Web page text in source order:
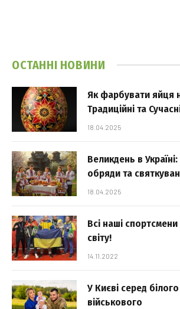
ОСТАННІ НОВИНИ
Як фарбувати яйця
Традиційні та
18.04.2025
Великдень в Україні:
обряди та
18.04.2025
Всі наші
світу!
14.11.2022
У Києві серед
військового